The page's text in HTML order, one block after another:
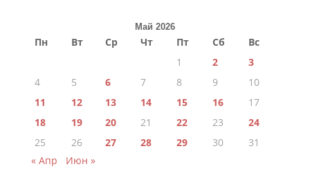
Май 2026
Пн Вт Ср Чт Пт Сб
Вс
1
2
3
4
5 6 7 8 9
10
11
12 13 14 15 16
17
18
19 20 21 22 23
24
25
26 27 28 29 30
31
« Апр
Июн »